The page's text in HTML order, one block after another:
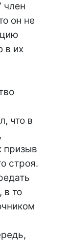
член
он не
в их
что в
призыв
строя.
в то